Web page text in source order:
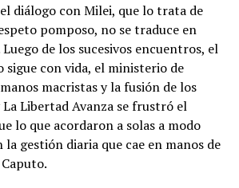
diálogo con Milei, que lo trata de
pomposo, no se traduce en
de los sucesivos encuentros, el
sigue con vida, el ministerio de
macristas y la fusión de los
La Libertad Avanza se frustró el
lo que acordaron a solas a modo
gestión diaria que cae en manos de